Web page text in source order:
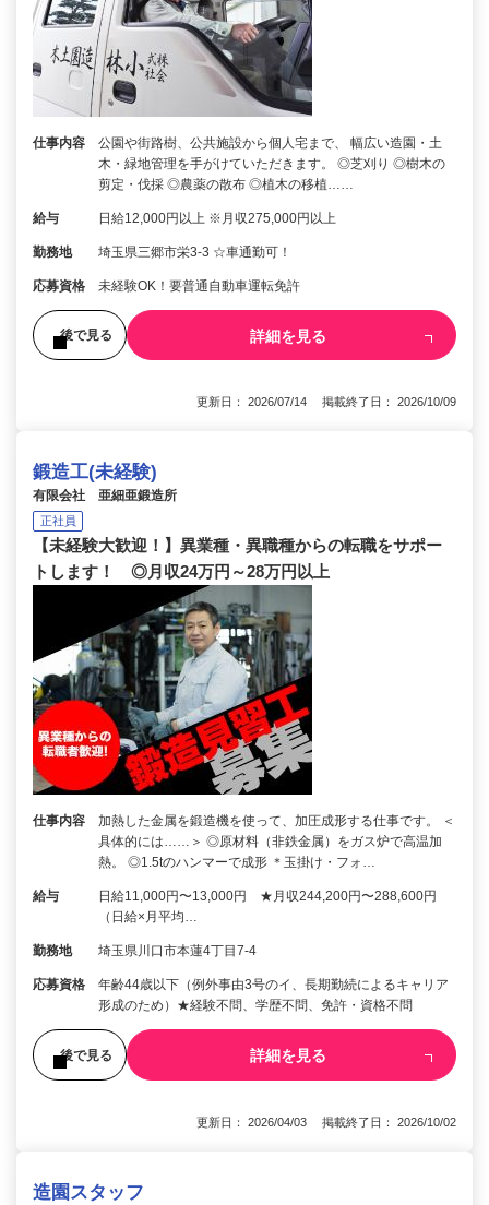
仕事内容
公園や街路樹、公共施設から個人宅まで、 幅広い造園・土
木・緑地管理を手がけていただきます。 ◎芝刈り ◎樹木の
剪定・伐採 ◎農薬の散布 ◎植木の移植……
給与 日給12,000円以上 ※月収275,000円以上
勤務地 埼玉県三郷市栄3-3 ☆車通勤可！
応募資格 未経験OK！要普通自動車運転免許
後で見る 詳細を見る
更新日： 2026/07/14 掲載終了日： 2026/10/09
鍛造工(未経験)
有限会社 亜細亜鍛造所
正社員
【未経験大歓迎！】異業種・異職種からの転職をサポー
トします！ ◎月収24万円～28万円以上
仕事内容
加熱した金属を鍛造機を使って、加圧成形する仕事です。 ＜
具体的には……＞ ◎原材料（非鉄金属）をガス炉で高温加
熱。 ◎1.5tのハンマーで成形 ＊玉掛け・フォ…
給与
日給11,000円〜13,000円 ★月収244,200円〜288,600円
（日給×月平均…
勤務地 埼玉県川口市本蓮4丁目7-4
応募資格
年齢44歳以下（例外事由3号のイ、長期勤続によるキャリア
形成のため）★経験不問、学歴不問、免許・資格不問
後で見る 詳細を見る
更新日： 2026/04/03 掲載終了日： 2026/10/02
造園スタッフ